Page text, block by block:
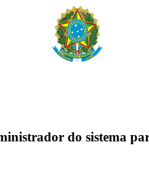
do sistema